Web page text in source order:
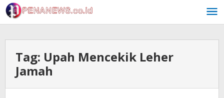
Skip
to
content
Tag: Upah Mencekik Leher
Jamah